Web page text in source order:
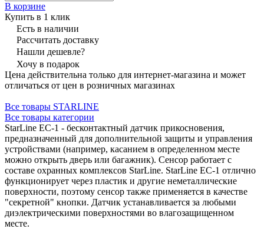
В корзине
Купить в 1 клик
Есть в наличии
Рассчитать доставку
Нашли дешевле?
Хочу в подарок
Цена действительна только для интернет-магазина и может
отличаться от цен в розничных магазинах
Все товары STARLINE
Все товары категории
StarLine EC-1 - бесконтактный датчик прикосновения,
предназначенный для дополнительной защиты и управления
устройствами (например, касанием в определенном месте
можно открыть дверь или багажник). Сенсор работает с
составе охранных комплексов StarLine. StarLine EC-1 отлично
функционирует через пластик и другие неметаллические
поверхности, поэтому сенсор также применяется в качестве
"секретной" кнопки. Датчик устанавливается за любыми
диэлектрическими поверхностями во влагозащищенном
месте.